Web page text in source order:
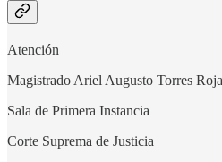
Atención
Magistrado Ariel Augusto Torres
Sala de Primera Instancia
Corte Suprema de Justicia